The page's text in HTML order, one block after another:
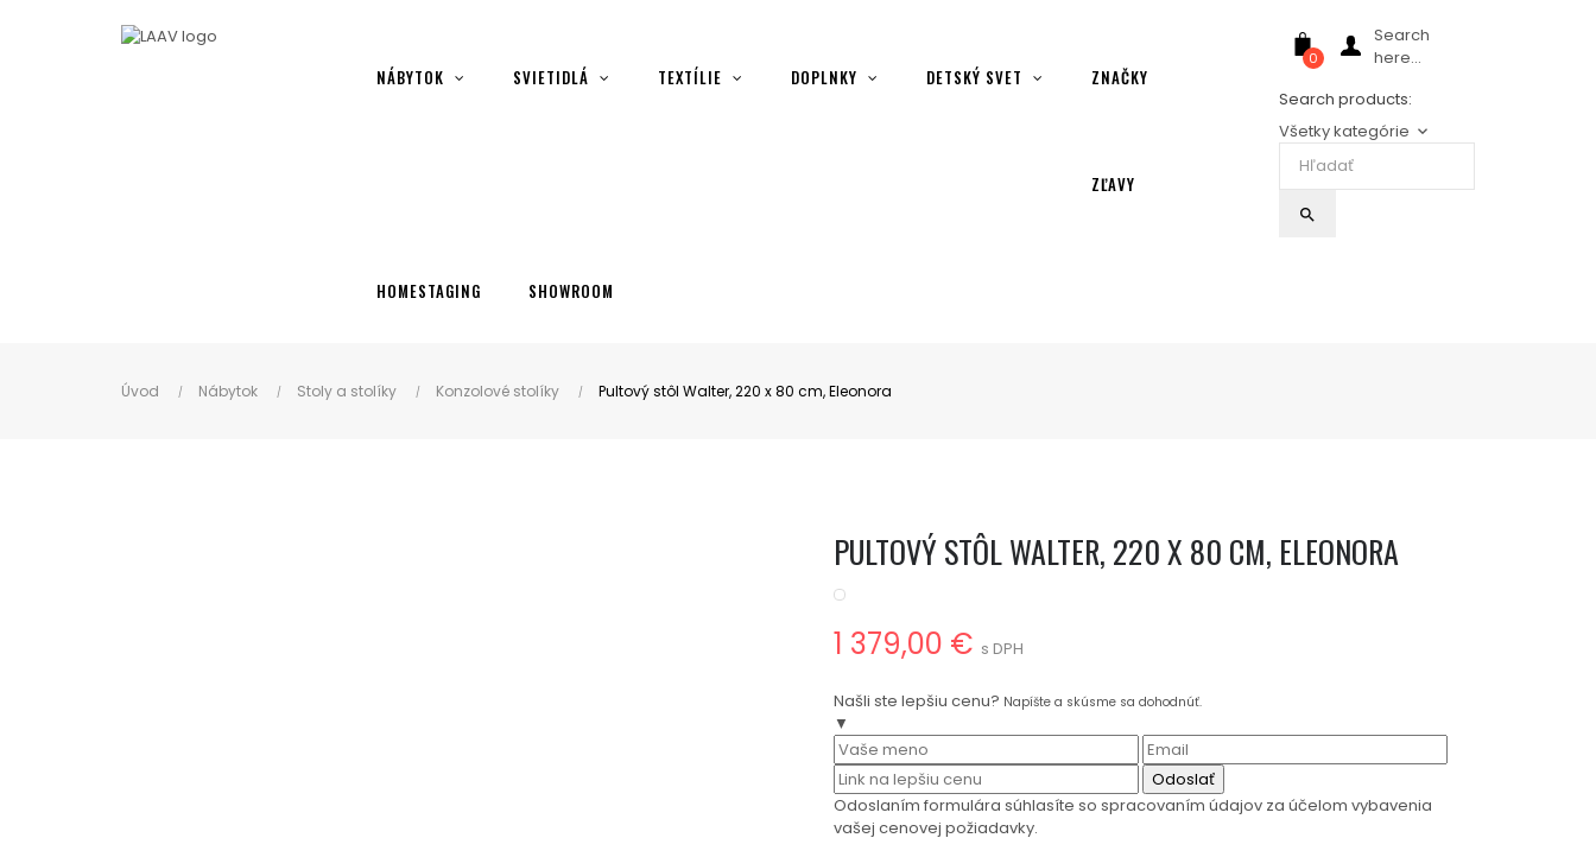
NÁBYTOK SVIETIDLÁ TEXTÍLIE DOPLNKY DETSKÝ SVET ZNAČKY
ZĽAVY
HOMESTAGING SHOWROOM
0
Search
here...
Search products:
Všetky kategórie keyboard_arrow_down
search
Úvod Nábytok Stoly a stolíky Konzolové stolíky Pultový stôl Walter, 220 x 80 cm, Eleonora
PULTOVÝ STÔL WALTER, 220 X 80 CM, ELEONORA
1 379,00 € s DPH
Našli ste lepšiu cenu? Napíšte a skúsme sa dohodnúť.
▼
Odoslať
Odoslaním formulára súhlasíte so spracovaním údajov za účelom vybavenia
vašej cenovej požiadavky.